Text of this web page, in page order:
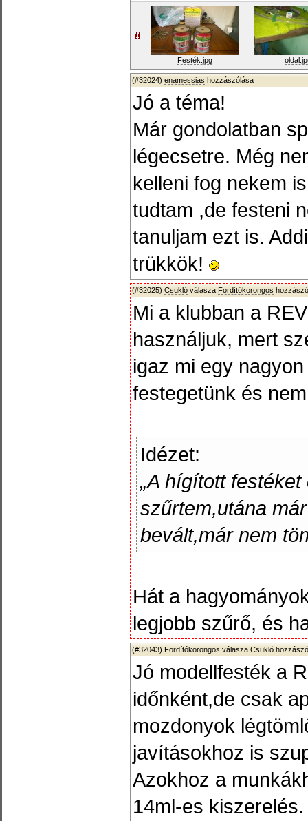
Festék.jpg
(#32024) enamessias hozzászólása
Jó a téma!
Már gondolatban
légecsetre. Még
kelleni fog nekem
tudtam ,de festeni
tanuljam ezt is.
trükkök!
(#32025) Csukló válasza Fordítókorongos
Mi a klubban a
használjuk, mert
igaz mi egy
festegetünk és
Idézet:
„A hígított
szűrtem,utána
bevált,már nem
Hát a
legjobb szűrő, és
(#32043) Fordítókorongos válasza Csukló
Jó modellfesték a
időnként,de csak
mozdonyok
javításokhoz is
Azokhoz a
14ml-es kiszerelés.